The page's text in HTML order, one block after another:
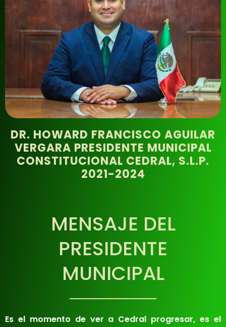
DR. HOWARD FRANCISCO AGUILAR
VERGARA PRESIDENTE MUNICIPAL
CONSTITUCIONAL CEDRAL, S.L.P.
2021-2024
MENSAJE DEL
PRESIDENTE
MUNICIPAL
Es el momento de ver a Cedral progresar, es el